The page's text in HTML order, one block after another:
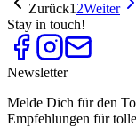
Zurück1 2Weiter
Stay in touch!
Newsletter
Melde Dich für den
Empfehlungen für